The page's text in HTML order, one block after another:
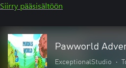
Siirry pääsisältöön
Pawworld
ExceptionalStudio •